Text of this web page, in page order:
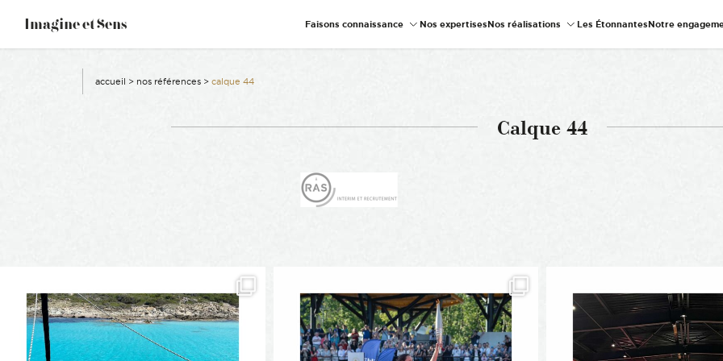
Imagine et Sens–
Événementiel
Communicants
Faisons connaissance Nos expertisesNos réalisations Les ÉtonnantesNotre
accueil > nos références > calque 44
Calque 44